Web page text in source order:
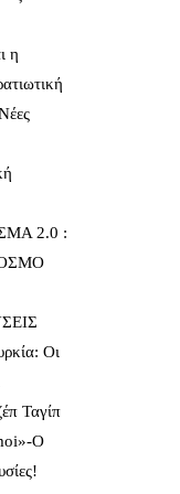
η
2.0 :
Οι
Ταγίπ
Ο